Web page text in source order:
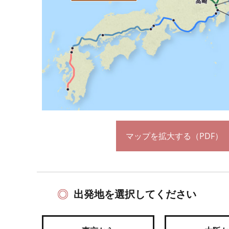
マップを拡大する（PDF）
出発地を選択してください